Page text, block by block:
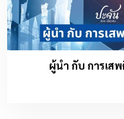
ผู้นำ กับ การเส